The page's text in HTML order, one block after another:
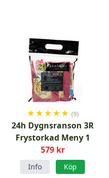
★★★★★ (9)
24h Dygnsranson 3R
Frystorkad Meny 1
579 kr
Info Köp